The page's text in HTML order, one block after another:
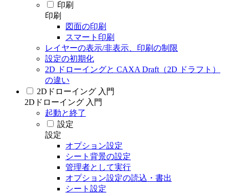
印刷
印刷
図面の印刷
スマート印刷
レイヤーの表示/非表示、印刷の制限
設定の初期化
2D ドローイングと CAXA Draft（2D ドラフト）
の違い
2Dドローイング 入門
2Dドローイング 入門
起動と終了
設定
設定
オプション設定
シート背景の設定
管理者として実行
オプション設定の読込・書出
シート設定